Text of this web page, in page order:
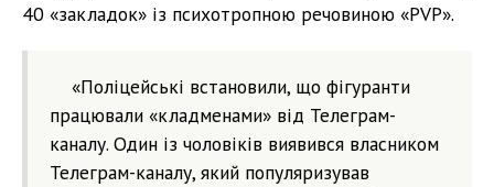
40 «закладок» із психотропною речовиною «PVP».
«Поліцейські встановили, що фігуранти
працювали «кладменами» від Телеграм-
каналу. Один із чоловіків виявився власником
Телеграм-каналу, який популяризував